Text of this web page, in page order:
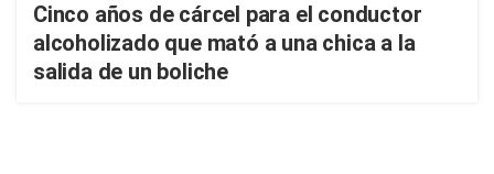
Cinco años de cárcel para el conductor
alcoholizado que mató a una chica a la
salida de un boliche